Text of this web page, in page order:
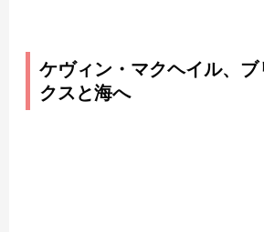
ケヴィン・マクヘイル、
クスと海へ